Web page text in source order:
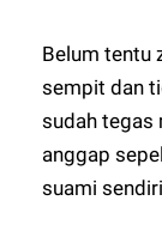
Belum tentu
sempit dan
sudah tegas
anggap
suami